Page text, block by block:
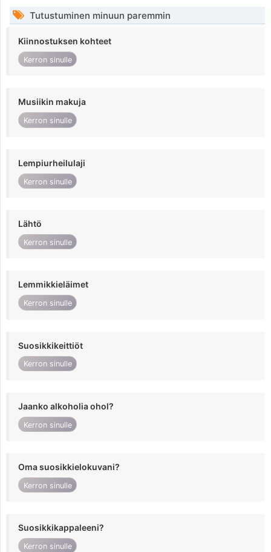
Tutustuminen minuun paremmin
Kiinnostuksen kohteet
Kerron sinulle
Musiikin makuja
Kerron sinulle
Lempiurheilulaji
Kerron sinulle
Lähtö
Kerron sinulle
Lemmikkieläimet
Kerron sinulle
Suosikkikeittiöt
Kerron sinulle
Jaanko alkoholia ohol?
Kerron sinulle
Oma suosikkielokuvani?
Kerron sinulle
Suosikkikappaleeni?
Kerron sinulle